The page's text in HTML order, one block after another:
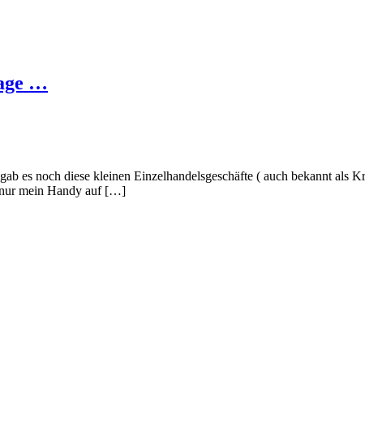
…
es noch diese kleinen Einzelhandelsgeschäfte ( auch bekannt als
nur mein Handy auf […]